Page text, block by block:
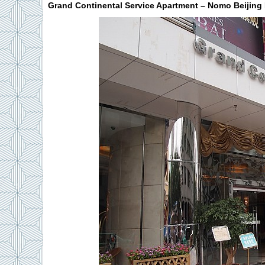
Grand Continental Service Apartment – Nomo Beijing